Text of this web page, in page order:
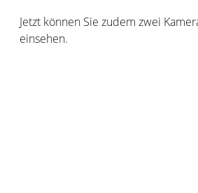
Jetzt können Sie zudem zwei
einsehen.